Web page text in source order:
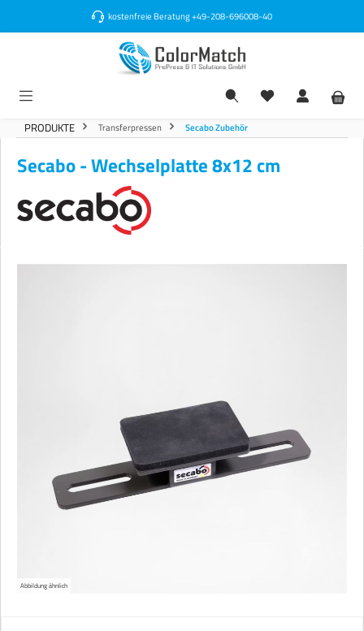
kostenfreie Beratung+49-208-696008-40
PRODUKTE Transferpressen Secabo Zubehör
Secabo - Wechselplatte 8x12 cm
Abbildung ähnlich